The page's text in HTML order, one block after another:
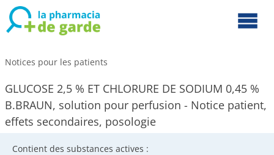
Notices pour les patients
GLUCOSE 2,5 % ET CHLORURE DE SODIUM 0,45 %
B.BRAUN, solution pour perfusion - Notice patient,
effets secondaires, posologie
Contient des substances actives :